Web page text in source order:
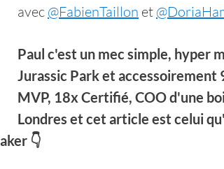
avec @FabienTaillon et
Paul c'est un mec simple, hyper
Jurassic Park et accessoirement
MVP, 18x Certifié, COO d'une
Londres et cet article est celui
👇